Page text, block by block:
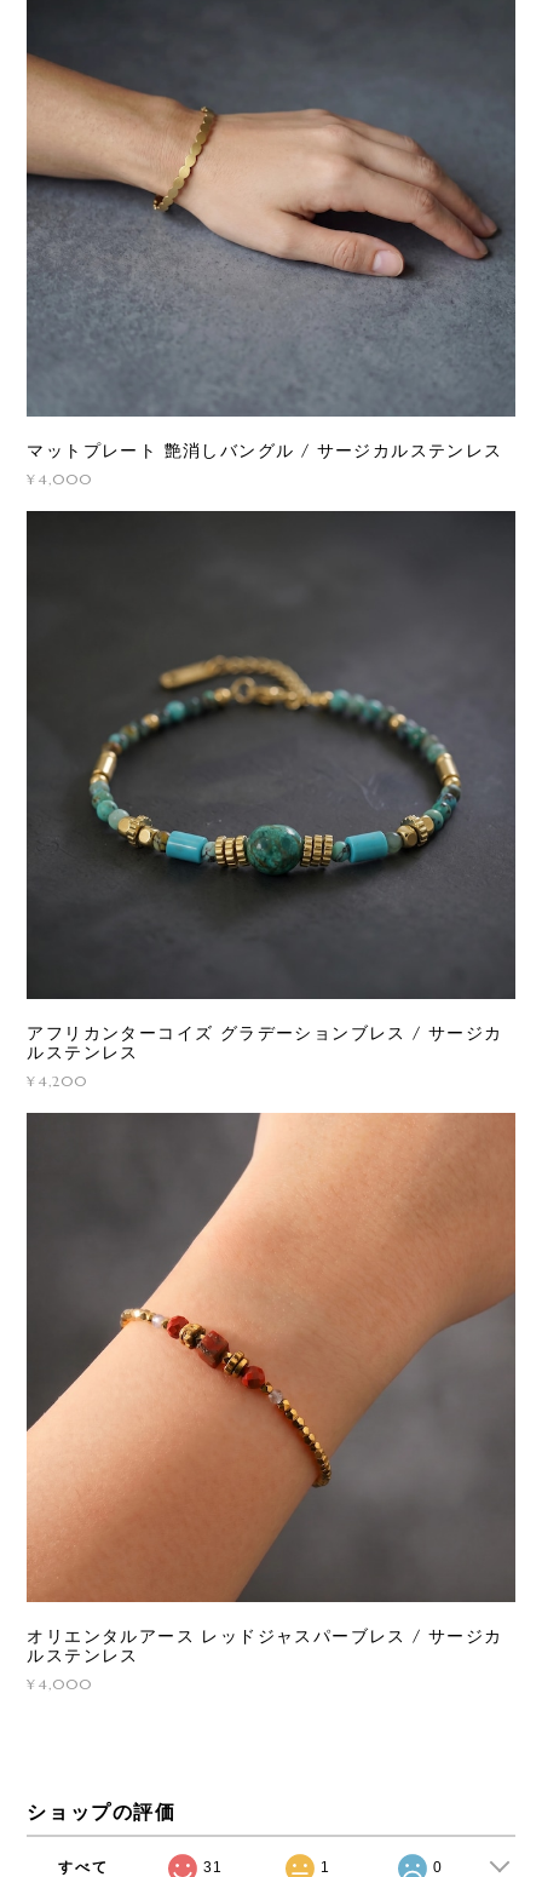
マットプレート 艶消しバングル / サージカルステンレス
¥4,000
アフリカンターコイズ グラデーションブレス / サージカ
ルステンレス
¥4,200
オリエンタルアース レッドジャスパーブレス / サージカ
ルステンレス
¥4,000
ショップの評価
すべて 31 1 0